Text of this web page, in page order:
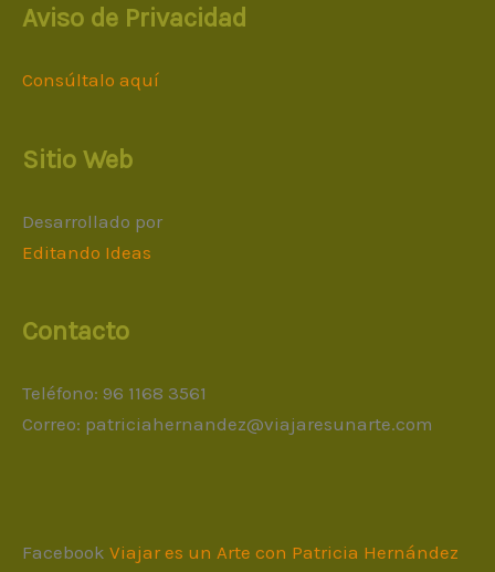
Aviso de Privacidad
Consúltalo aquí
Sitio Web
Desarrollado por
Editando Ideas
Contacto
Teléfono: 96 1168 3561
Correo: patriciahernandez@viajaresunarte.com
Facebook Viajar es un Arte con Patricia Hernández